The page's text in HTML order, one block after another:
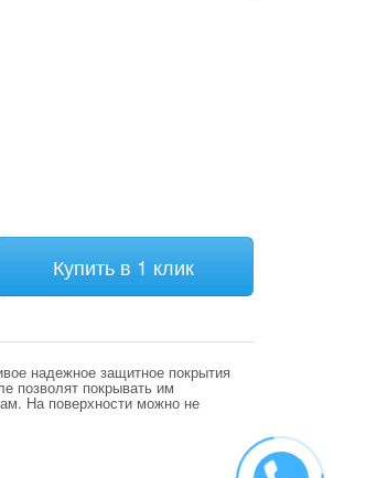
Купить в 1 клик
надежное защитное покрытия
позволят покрывать им
На поверхности можно не